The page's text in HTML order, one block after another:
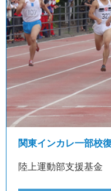
関東インカレ一部校
陸上運動部支援基金